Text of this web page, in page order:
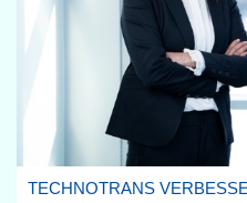
TECHNOTRANS